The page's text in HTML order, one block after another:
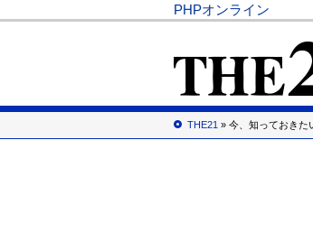
PHPオンライン
THE21 » 今、知っておきた